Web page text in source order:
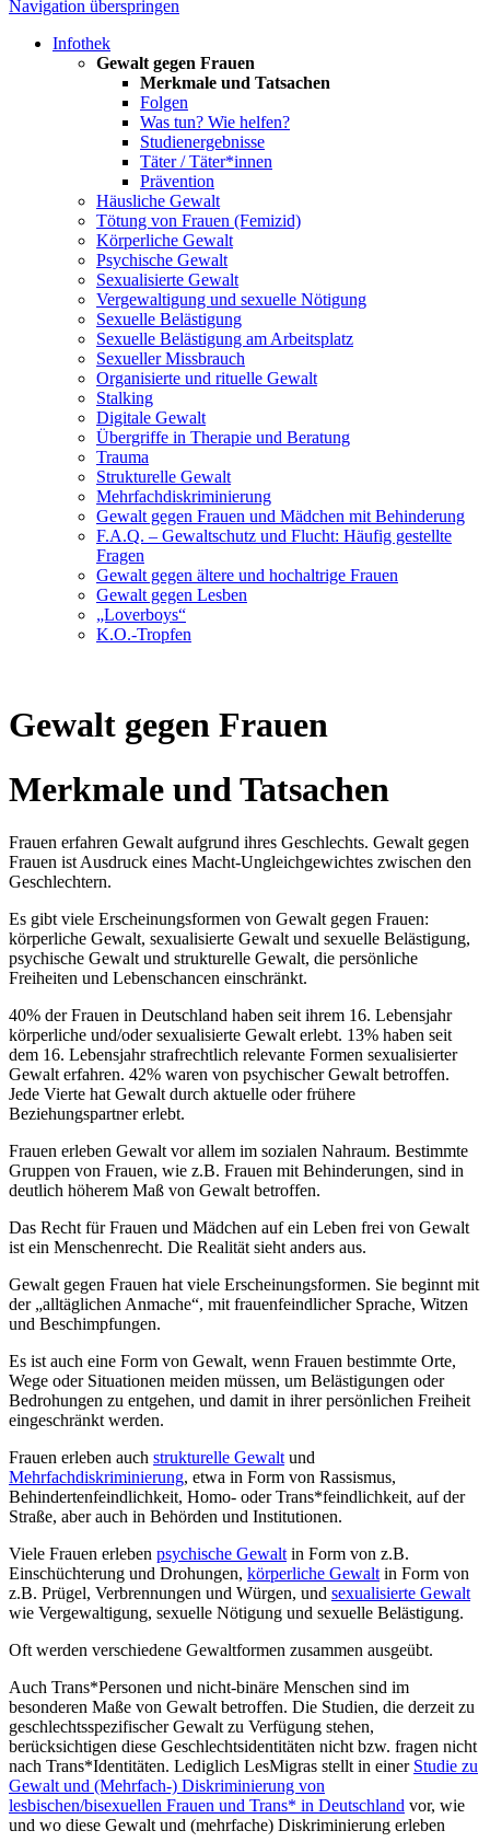
Navigation überspringen
Infothek
Gewalt gegen Frauen
Merkmale und Tatsachen
Folgen
Was tun? Wie helfen?
Studienergebnisse
Täter / Täter*innen
Prävention
Häusliche Gewalt
Tötung von Frauen (Femizid)
Körperliche Gewalt
Psychische Gewalt
Sexualisierte Gewalt
Vergewaltigung und sexuelle Nötigung
Sexuelle Belästigung
Sexuelle Belästigung am Arbeitsplatz
Sexueller Missbrauch
Organisierte und rituelle Gewalt
Stalking
Digitale Gewalt
Übergriffe in Therapie und Beratung
Trauma
Strukturelle Gewalt
Mehrfachdiskriminierung
Gewalt gegen Frauen und Mädchen mit Behinderung
F.A.Q. – Gewaltschutz und Flucht: Häufig gestellte
Fragen
Gewalt gegen ältere und hochaltrige Frauen
Gewalt gegen Lesben
„Loverboys“
K.O.-Tropfen
Gewalt gegen Frauen
Merkmale und Tatsachen
Frauen erfahren Gewalt aufgrund ihres Geschlechts. Gewalt gegen
Frauen ist Ausdruck eines Macht-Ungleichgewichtes zwischen den
Geschlechtern.
Es gibt viele Erscheinungsformen von Gewalt gegen Frauen:
körperliche Gewalt, sexualisierte Gewalt und sexuelle Belästigung,
psychische Gewalt und strukturelle Gewalt, die persönliche
Freiheiten und Lebenschancen einschränkt.
40% der Frauen in Deutschland haben seit ihrem 16. Lebensjahr
körperliche und/oder sexualisierte Gewalt erlebt. 13% haben seit
dem 16. Lebensjahr strafrechtlich relevante Formen sexualisierter
Gewalt erfahren. 42% waren von psychischer Gewalt betroffen.
Jede Vierte hat Gewalt durch aktuelle oder frühere
Beziehungspartner erlebt.
Frauen erleben Gewalt vor allem im sozialen Nahraum. Bestimmte
Gruppen von Frauen, wie z.B. Frauen mit Behinderungen, sind in
deutlich höherem Maß von Gewalt betroffen.
Das Recht für Frauen und Mädchen auf ein Leben frei von Gewalt
ist ein Menschenrecht. Die Realität sieht anders aus.
Gewalt gegen Frauen hat viele Erscheinungsformen. Sie beginnt mit
der „alltäglichen Anmache“, mit frauenfeindlicher Sprache, Witzen
und Beschimpfungen.
Es ist auch eine Form von Gewalt, wenn Frauen bestimmte Orte,
Wege oder Situationen meiden müssen, um Belästigungen oder
Bedrohungen zu entgehen, und damit in ihrer persönlichen Freiheit
eingeschränkt werden.
Frauen erleben auch strukturelle Gewalt und
Mehrfachdiskriminierung, etwa in Form von Rassismus,
Behindertenfeindlichkeit, Homo- oder Trans*feindlichkeit, auf der
Straße, aber auch in Behörden und Institutionen.
Viele Frauen erleben psychische Gewalt in Form von z.B.
Einschüchterung und Drohungen, körperliche Gewalt in Form von
z.B. Prügel, Verbrennungen und Würgen, und sexualisierte Gewalt
wie Vergewaltigung, sexuelle Nötigung und sexuelle Belästigung.
Oft werden verschiedene Gewaltformen zusammen ausgeübt.
Auch Trans*Personen und nicht-binäre Menschen sind im
besonderen Maße von Gewalt betroffen. Die Studien, die derzeit zu
geschlechtsspezifischer Gewalt zu Verfügung stehen,
berücksichtigen diese Geschlechtsidentitäten nicht bzw. fragen nicht
nach Trans*Identitäten. Lediglich LesMigras stellt in einer Studie zu
Gewalt und (Mehrfach-) Diskriminierung von
lesbischen/bisexuellen Frauen und Trans* in Deutschland vor, wie
und wo diese Gewalt und (mehrfache) Diskriminierung erleben